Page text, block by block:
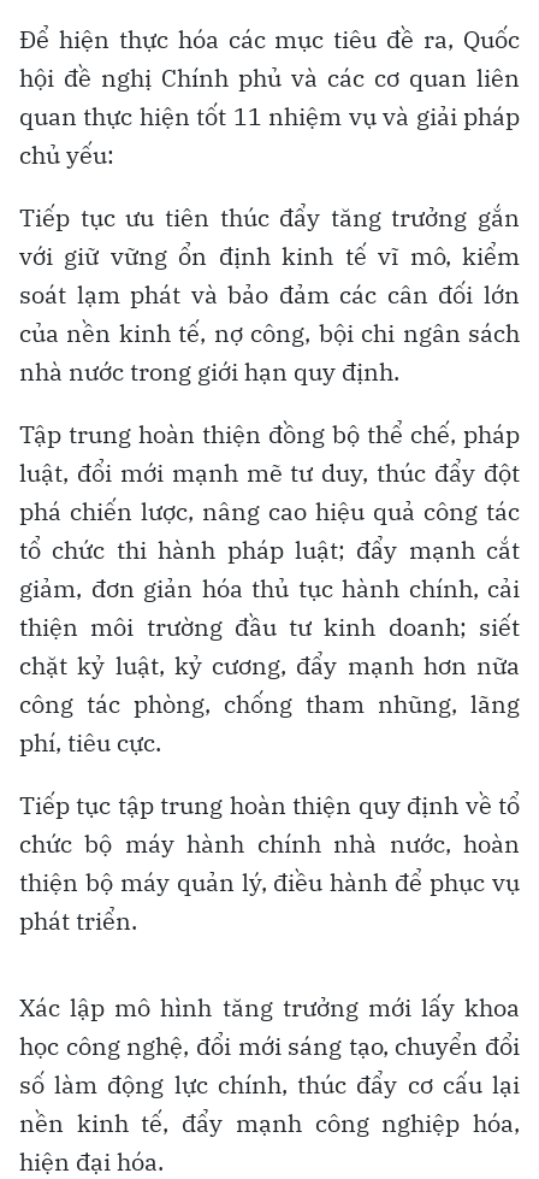
Để hiện thực hóa các mục tiêu đề ra, Quốc
hội đề nghị Chính phủ và các cơ quan liên
quan thực hiện tốt 11 nhiệm vụ và giải pháp
chủ yếu:
Tiếp tục ưu tiên thúc đẩy tăng trưởng gắn
với giữ vững ổn định kinh tế vĩ mô, kiểm
soát lạm phát và bảo đảm các cân đối lớn
của nền kinh tế, nợ công, bội chi ngân sách
nhà nước trong giới hạn quy định.
Tập trung hoàn thiện đồng bộ thể chế, pháp
luật, đổi mới mạnh mẽ tư duy, thúc đẩy đột
phá chiến lược, nâng cao hiệu quả công tác
tổ chức thi hành pháp luật; đẩy mạnh cắt
giảm, đơn giản hóa thủ tục hành chính, cải
thiện môi trường đầu tư kinh doanh; siết
chặt kỷ luật, kỷ cương, đẩy mạnh hơn nữa
công tác phòng, chống tham nhũng, lãng
phí, tiêu cực.
Tiếp tục tập trung hoàn thiện quy định về tổ
chức bộ máy hành chính nhà nước, hoàn
thiện bộ máy quản lý, điều hành để phục vụ
phát triển.
Xác lập mô hình tăng trưởng mới lấy khoa
học công nghệ, đổi mới sáng tạo, chuyển đổi
số làm động lực chính, thúc đẩy cơ cấu lại
nền kinh tế, đẩy mạnh công nghiệp hóa,
hiện đại hóa.